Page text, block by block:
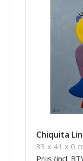
Chiquita
33 x 41 x 0
Prijs (incl.